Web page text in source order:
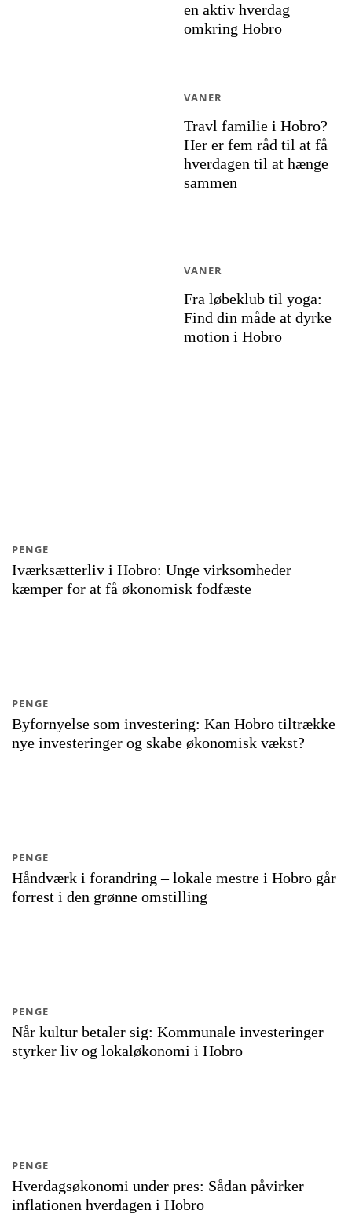
en aktiv hverdag
omkring Hobro
Travl familie i Hobro?
Her er fem råd til at få
hverdagen til at hænge
sammen
VANER
Fra løbeklub til yoga:
Find din måde at dyrke
motion i Hobro
VANER
Iværksætterliv i Hobro: Unge virksomheder
kæmper for at få økonomisk fodfæste
PENGE
Byfornyelse som investering: Kan Hobro tiltrække
nye investeringer og skabe økonomisk vækst?
PENGE
Håndværk i forandring – lokale mestre i Hobro går
forrest i den grønne omstilling
PENGE
Når kultur betaler sig: Kommunale investeringer
styrker liv og lokaløkonomi i Hobro
PENGE
Hverdagsøkonomi under pres: Sådan påvirker
inflationen hverdagen i Hobro
PENGE